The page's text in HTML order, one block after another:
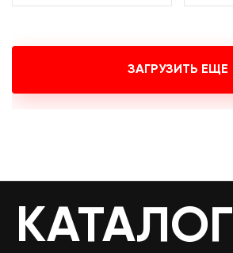
ЗАГРУЗИТЬ ЕЩЕ
КАТАЛОГ